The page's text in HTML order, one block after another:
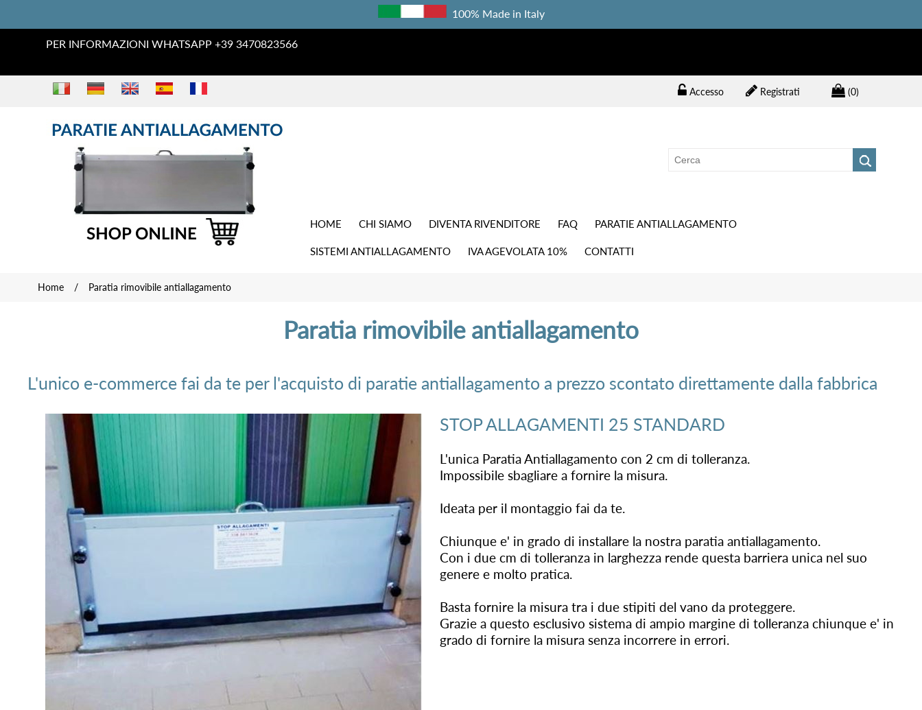
100% Made in Italy
PER INFORMAZIONI WHATSAPP +39 3470823566
(0)
Registrati
Accesso
HOME CHI SIAMO DIVENTA RIVENDITORE FAQ PARATIE ANTIALLAGAMENTO
SISTEMI ANTIALLAGAMENTO IVA AGEVOLATA 10% CONTATTI
Home / Paratia rimovibile antiallagamento
Paratia rimovibile antiallagamento
L'unico e-commerce fai da te per l'acquisto di paratie antiallagamento a prezzo scontato direttamente dalla fabbrica
STOP ALLAGAMENTI 25 STANDARD
L'unica Paratia Antiallagamento con 2 cm di tolleranza.
Impossibile sbagliare a fornire la misura.
Ideata per il montaggio fai da te.
Chiunque e' in grado di installare la nostra paratia antiallagamento.
Con i due cm di tolleranza in larghezza rende questa barriera unica nel suo
genere e molto pratica.
Basta fornire la misura tra i due stipiti del vano da proteggere.
Grazie a questo esclusivo sistema di ampio margine di tolleranza chiunque e' in
grado di fornire la misura senza incorrere in errori.